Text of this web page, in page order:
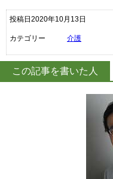
投稿日2020年10月13日
カテゴリー 介護
この記事を書いた人